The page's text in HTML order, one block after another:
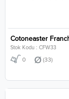
Stok Kodu : CFW33
0 (33)